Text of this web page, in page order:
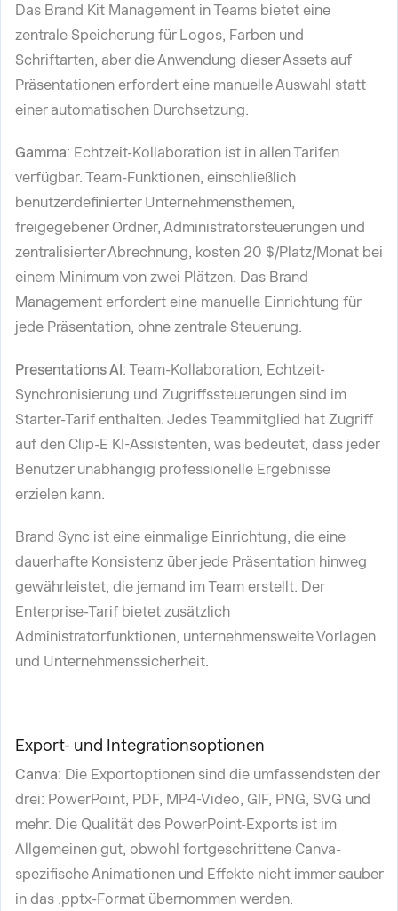
Das Brand Kit Management in Teams bietet eine
zentrale Speicherung für Logos, Farben und
Schriftarten, aber die Anwendung dieser Assets auf
Präsentationen erfordert eine manuelle Auswahl statt
einer automatischen Durchsetzung.
Gamma: Echtzeit-Kollaboration ist in allen Tarifen
verfügbar. Team-Funktionen, einschließlich
benutzerdefinierter Unternehmensthemen,
freigegebener Ordner, Administratorsteuerungen und
zentralisierter Abrechnung, kosten 20 $/Platz/Monat bei
einem Minimum von zwei Plätzen. Das Brand
Management erfordert eine manuelle Einrichtung für
jede Präsentation, ohne zentrale Steuerung.
Presentations AI: Team-Kollaboration, Echtzeit-
Synchronisierung und Zugriffssteuerungen sind im
Starter-Tarif enthalten. Jedes Teammitglied hat Zugriff
auf den Clip-E KI-Assistenten, was bedeutet, dass jeder
Benutzer unabhängig professionelle Ergebnisse
erzielen kann.
Brand Sync ist eine einmalige Einrichtung, die eine
dauerhafte Konsistenz über jede Präsentation hinweg
gewährleistet, die jemand im Team erstellt. Der
Enterprise-Tarif bietet zusätzlich
Administratorfunktionen, unternehmensweite Vorlagen
und Unternehmenssicherheit.
Export- und Integrationsoptionen
Canva: Die Exportoptionen sind die umfassendsten der
drei: PowerPoint, PDF, MP4-Video, GIF, PNG, SVG und
mehr. Die Qualität des PowerPoint-Exports ist im
Allgemeinen gut, obwohl fortgeschrittene Canva-
spezifische Animationen und Effekte nicht immer sauber
in das .pptx-Format übernommen werden.